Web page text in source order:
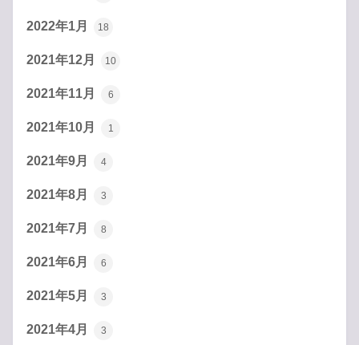
2022年1月 18
2021年12月 10
2021年11月 6
2021年10月 1
2021年9月 4
2021年8月 3
2021年7月 8
2021年6月 6
2021年5月 3
2021年4月 3